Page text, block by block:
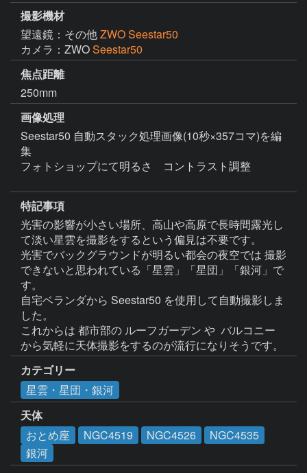
撮影機材
望遠鏡：その他ZWO Seestar50
カメラ：ZWOSeestar50
焦点距離
250mm
画像処理
Seestar50 自動スタック処理画像(10秒×357コマ)を編
集
フォトショップにて明るさ　コントラスト調整
特記事項
光害の影響が小さい場所、高山や高原で長時間露光し
て淡い星雲を撮影をするという偏見は不要です。
光害でバックグラウンドが明るい都会の夜空では 撮影
できないと思われている「星雲」「星団」「銀河」で
す。
自宅ベランダから Seestar50 を使用して自動撮影しま
した。
これからは 都市部の ルーフガーデン や  バルコニー
カテゴリー
星雲・星団・銀河
天体
おとめ座
NGC4519 NGC4526
NGC4535
銀河